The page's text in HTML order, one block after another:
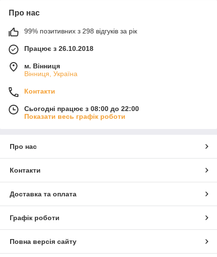
Про нас
99% позитивних з 298 відгуків за рік
Працює з 26.10.2018
м. Вінниця
Вінниця, Україна
Контакти
Сьогодні працює з 08:00 до 22:00
Показати весь графік роботи
Про нас
Контакти
Доставка та оплата
Графік роботи
Повна версія сайту